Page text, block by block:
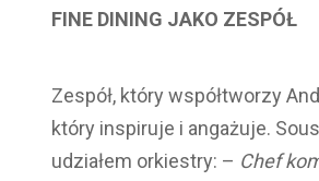
FINE DINING JAKO ZESPÓŁ
Zespół, który współtworzy
który inspiruje i angażuje.
udziałem orkiestry: – Chef